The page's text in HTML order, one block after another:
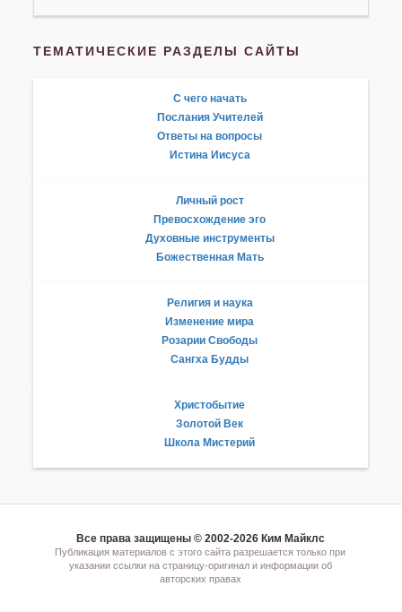
ТЕМАТИЧЕСКИЕ РАЗДЕЛЫ САЙТЫ
С чего начать
Послания Учителей
Ответы на вопросы
Истина Иисуса
Личный рост
Превосхождение эго
Духовные инструменты
Божественная Мать
Религия и наука
Изменение мира
Розарии Свободы
Сангха Будды
Христобытие
Золотой Век
Школа Мистерий
Все права защищены © 2002-2026 Ким Майклс
Публикация материалов с этого сайта разрешается только при
указании ссылки на страницу-оригинал и информации об
авторских правах